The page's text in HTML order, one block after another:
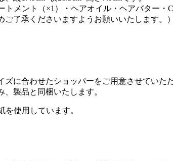
トメント（×1）・ヘアオイル・ヘアバター
ご了承くださいますようお願いいたします。）
に合わせたショッパーをご用意させていただ
製品と同梱いたします。
を使用しています。